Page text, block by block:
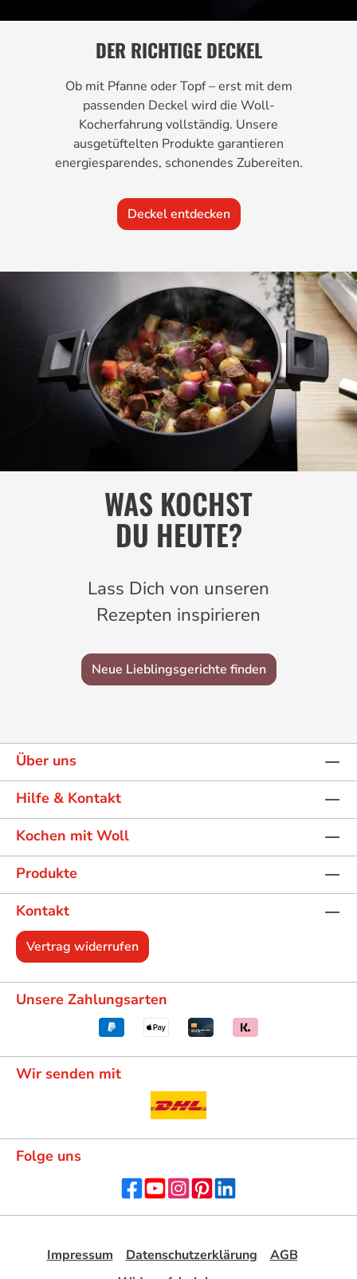
DER RICHTIGE DECKEL
Ob mit Pfanne oder Topf – erst mit dem
passenden Deckel wird die Woll-
Kocherfahrung vollständig. Unsere
ausgetüftelten Produkte garantieren
energiesparendes, schonendes Zubereiten.
Deckel entdecken
WAS KOCHST
DU HEUTE?
Lass Dich von unseren
Rezepten inspirieren
Neue Lieblingsgerichte finden
Über uns
Hilfe & Kontakt
Kochen mit Woll
Produkte
Kontakt
Vertrag widerrufen
Unsere Zahlungsarten
Wir senden mit
Folge uns
Impressum Datenschutzerklärung
AGB